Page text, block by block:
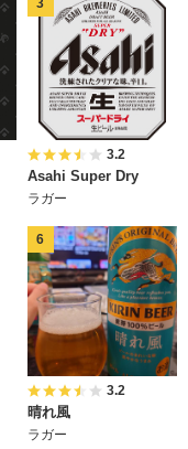
3.2
Asahi Super Dry
ラガー
3.2
晴れ風
ラガー